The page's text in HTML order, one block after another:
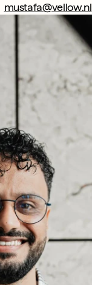
mustafa@vellow.nl